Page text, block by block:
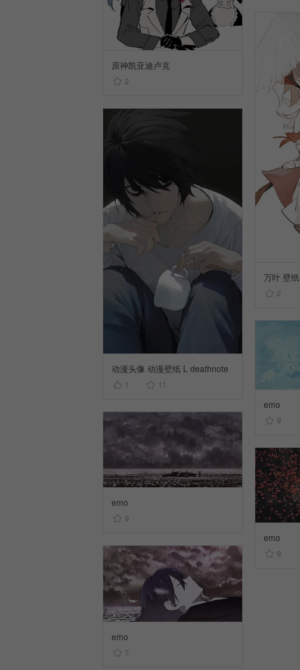
原神凯亚迪卢克
2
万叶 壁纸
2
动漫头像 动漫壁纸 L deathnote
1 11
emo
9
emo
9
emo
9
emo
7